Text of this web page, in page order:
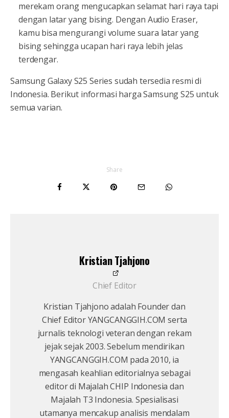
merekam orang mengucapkan selamat hari raya tapi
dengan latar yang bising. Dengan Audio Eraser,
kamu bisa mengurangi volume suara latar yang
bising sehingga ucapan hari raya lebih jelas
terdengar.
Samsung Galaxy S25 Series sudah tersedia resmi di
Indonesia. Berikut informasi harga Samsung S25 untuk
semua varian.
Share
Kristian Tjahjono
Chief Editor
Kristian Tjahjono adalah Founder dan
Chief Editor YANGCANGGIH.COM serta
jurnalis teknologi veteran dengan rekam
jejak sejak 2003. Sebelum mendirikan
YANGCANGGIH.COM pada 2010, ia
mengasah keahlian editorialnya sebagai
editor di Majalah CHIP Indonesia dan
Majalah T3 Indonesia. Spesialisasi
utamanya mencakup analisis mendalam